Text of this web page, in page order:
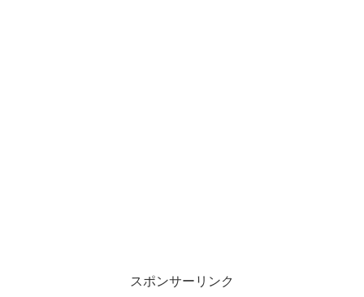
スポンサーリンク